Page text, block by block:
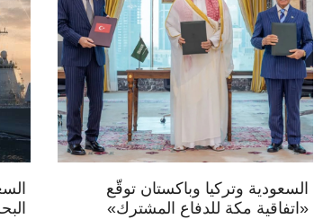
السعودية وتركيا وباكستان توقّع
«اتفاقية مكة للدفاع المشترك»